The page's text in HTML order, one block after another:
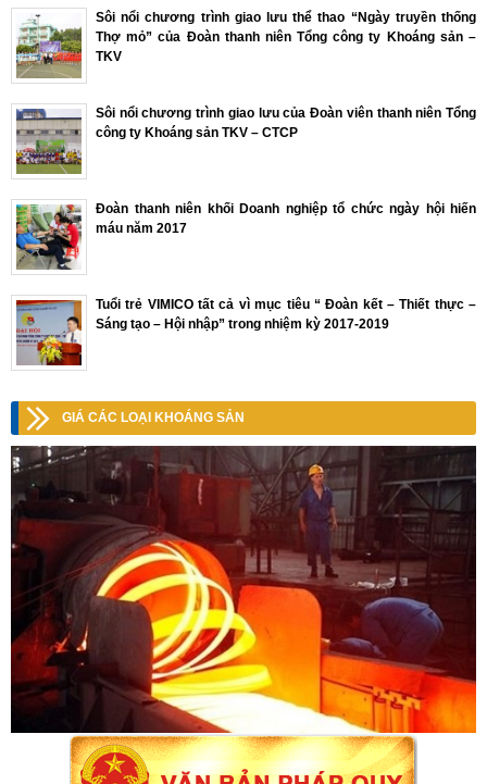
Sôi nổi chương trình giao lưu thể thao “Ngày truyền thống
Thợ mỏ” của Đoàn thanh niên Tổng công ty Khoáng sản –
TKV
Sôi nổi chương trình giao lưu của Đoàn viên thanh niên Tổng
công ty Khoáng sản TKV – CTCP
Đoàn thanh niên khối Doanh nghiệp tổ chức ngày hội hiến
máu năm 2017
Tuổi trẻ VIMICO tất cả vì mục tiêu “ Đoàn kết – Thiết thực –
Sáng tạo – Hội nhập” trong nhiệm kỳ 2017-2019
GIÁ CÁC LOẠI KHOÁNG SẢN